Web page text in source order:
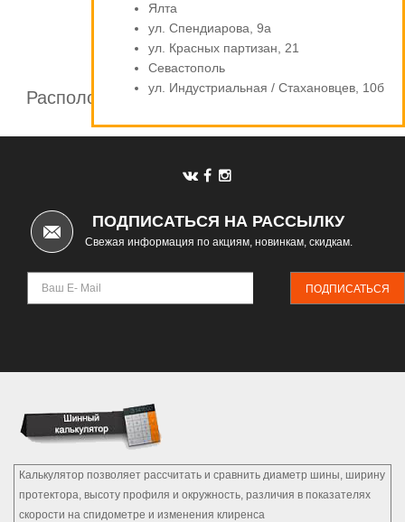
Расположение шинных центров компании
Ялта
ул. Спендиарова, 9а
ул. Красных партизан, 21
Севастополь
ул. Индустриальная / Стахановцев, 10б
ПОДПИСАТЬСЯ НА РАССЫЛКУ
Свежая информация по акциям, новинкам, скидкам.
ПОДПИСАТЬСЯ
Калькулятор позволяет рассчитать и сравнить диаметр шины, ширину
протектора, высоту профиля и окружность, различия в показателях
скорости на спидометре и изменения клиренса